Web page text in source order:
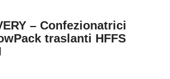
– Confezionatrici
traslanti HFFS